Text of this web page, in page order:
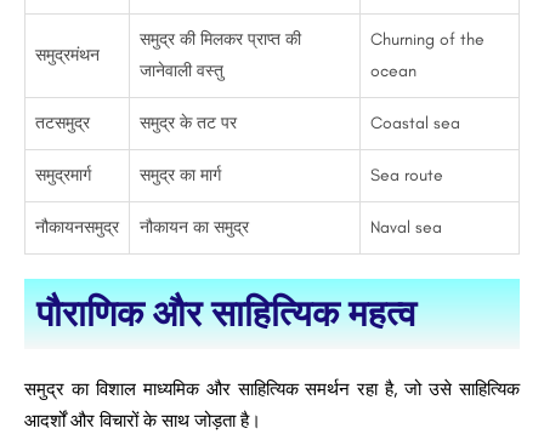
समुद्रमंथन
समुद्र की मिलकर प्राप्त की
जानेवाली वस्तु
Churning of the
ocean
तटसमुद्र समुद्र के तट पर Coastal sea
समुद्रमार्ग समुद्र का मार्ग Sea route
नौकायनसमुद्र नौकायन का समुद्र Naval sea
पौराणिक और साहित्यिक महत्व​
समुद्र का विशाल माध्यमिक और साहित्यिक समर्थन रहा है, जो उसे साहित्यिक
आदर्शों और विचारों के साथ जोड़ता है।